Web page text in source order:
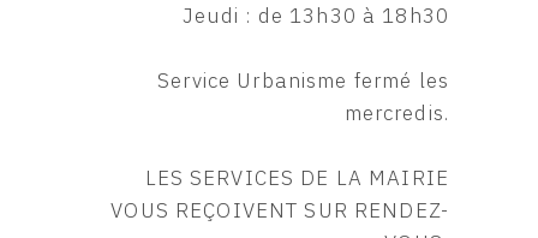
Jeudi : de 13h30 à 18h30
Service Urbanisme fermé les
mercredis.
LES SERVICES DE LA MAIRIE
VOUS REÇOIVENT SUR RENDEZ-